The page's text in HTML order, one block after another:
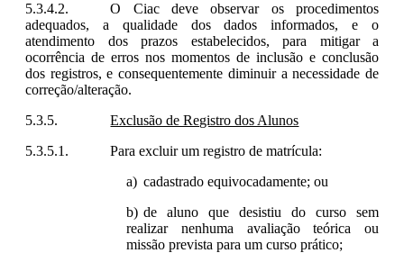
O Ciac deve observar os procedimentos
adequados, a qualidade dos dados informados, e o
atendimento dos prazos estabelecidos, para mitigar a
ocorrência de erros nos momentos de inclusão e conclusão
dos registros, e consequentemente diminuir a necessidade de
correção/alteração.
Exclusão de Registro dos Alunos
Para excluir um registro de matrícula:
cadastrado equivocadamente; ou
de aluno que desistiu do curso sem
realizar nenhuma avaliação teórica ou
missão prevista para um curso prático;